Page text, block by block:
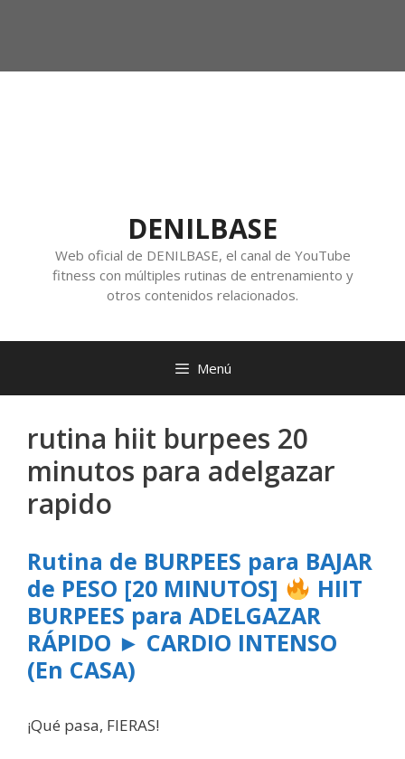
DENILBASE
Web oficial de DENILBASE, el canal de YouTube
fitness con múltiples rutinas de entrenamiento y
otros contenidos relacionados.
Menú
rutina hiit burpees 20
minutos para adelgazar
rapido
Rutina de BURPEES para BAJAR
de PESO [20 MINUTOS]
HIIT
BURPEES para ADELGAZAR
RÁPIDO ► CARDIO INTENSO
(En CASA)
¡Qué pasa, FIERAS!